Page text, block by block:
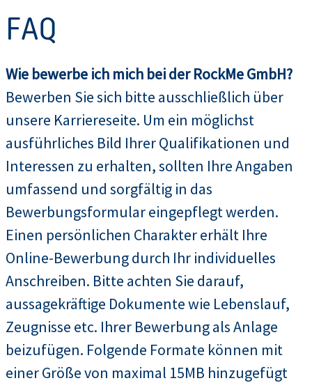
FAQ
Wie bewerbe ich mich bei der RockMe GmbH?
Bewerben Sie sich bitte ausschließlich über
unsere Karriereseite. Um ein möglichst
ausführliches Bild Ihrer Qualifikationen und
Interessen zu erhalten, sollten Ihre Angaben
umfassend und sorgfältig in das
Bewerbungsformular eingepflegt werden.
Einen persönlichen Charakter erhält Ihre
Online-Bewerbung durch Ihr individuelles
Anschreiben. Bitte achten Sie darauf,
aussagekräftige Dokumente wie Lebenslauf,
Zeugnisse etc. Ihrer Bewerbung als Anlage
beizufügen. Folgende Formate können mit
einer Größe von maximal 15MB hinzugefügt